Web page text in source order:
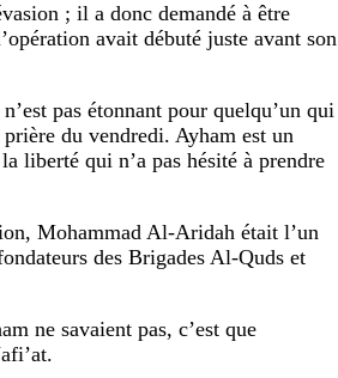
; il a donc demandé à être
avait débuté juste avant son
pas étonnant pour quelqu’un qui
du vendredi. Ayham est un
liberté qui n’a pas hésité à prendre
Mohammad Al-Aridah était l’un
des Brigades Al-Quds et
ne savaient pas, c’est que